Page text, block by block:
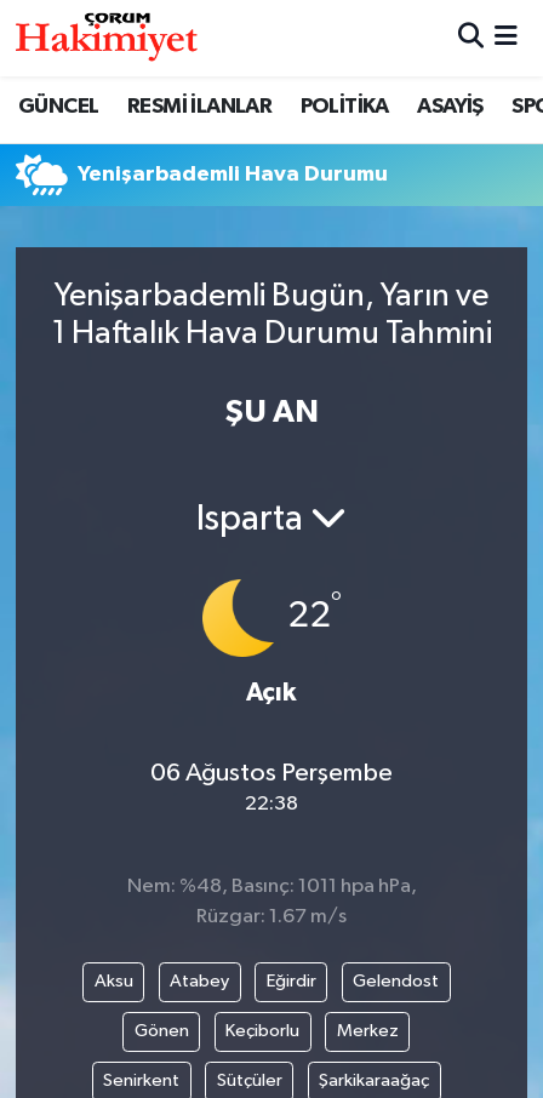
GÜNCEL RESMİ İLANLAR POLİTİKA ASAYİŞ
Yenişarbademli Hava Durumu
Yenişarbademli Bugün, Yarın ve
1 Haftalık Hava Durumu Tahmini
ŞU AN
Isparta
22°
Açık
06 Ağustos Perşembe
22:38
Nem: %48, Basınç: 1011 hpa hPa,
Rüzgar: 1.67 m/s
Aksu Atabey Eğirdir Gelendost
Gönen Keçiborlu Merkez
Senirkent Sütçüler Şarkikaraağaç
EKONOMİ
Nöbetçi Eczaneler
Süper Lig Puan Durumu ve Fikstür